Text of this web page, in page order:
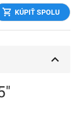
KÚPIŤ SPOLU